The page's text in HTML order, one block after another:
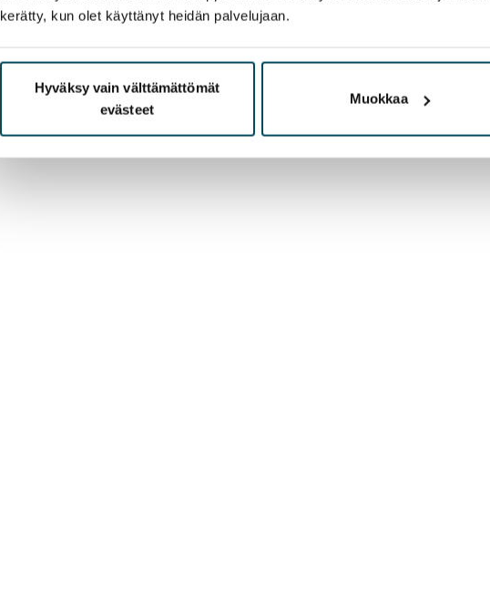
kerätty, kun olet käyttänyt heidän palvelujaan.
Hyväksy vain välttämättömät
evästeet
Muokkaa